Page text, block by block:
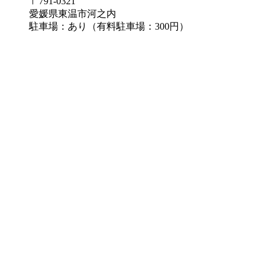
愛媛県東温市河之内
駐車場：あり（有料駐車場：300円）